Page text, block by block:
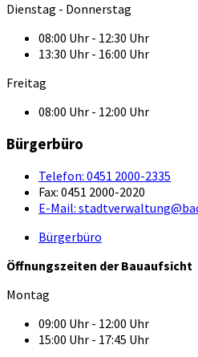
Dienstag - Donnerstag
08:00 Uhr - 12:30 Uhr
13:30 Uhr - 16:00 Uhr
Freitag
08:00 Uhr - 12:00 Uhr
Bürgerbüro
Telefon: 0451 2000-2335
Fax: 0451 2000-2020
E-Mail:
Bürgerbüro
Öffnungszeiten der Bauaufsicht
Montag
09:00 Uhr - 12:00 Uhr
15:00 Uhr - 17:45 Uhr